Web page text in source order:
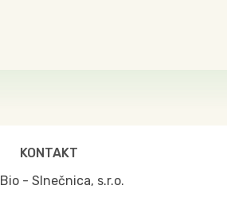
KONTAKT
Bio - Slnečnica, s.r.o.